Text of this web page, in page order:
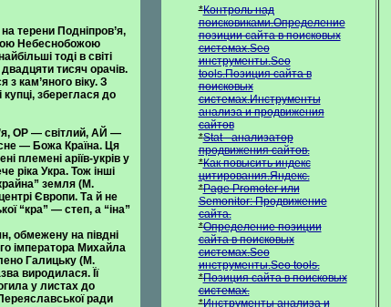
терени Подніпров’я,
Небеснобожою
тоді в світі
тисяч орачів.
кам’яного віку. З
збереглася до
ОР — світлий, АЙ —
— Божа Країна. Ця
племені аріїв-укрів у
ріка Укра. Тож інші
земля (М.
Європи. Та й не
“кра” — степ, а “іна”
обмежену на півдні
імператора Михайла
Галицьку (М.
виродилася. Її
у листах до
ради
*Контроль над
поисковиками.Определение
позиции сайта в поисковых
системах.Seo
инструменты.Seo
tools.Позиция сайта в
поисковых
системах.Инструменты
анализа и продвижения
сайтов
*Stat - анализатор
продвижения сайтов.
*Как повысить индекс
цитирования.Яндекс.
*Page Promoter или
Semonitor: Продвижение
сайта.
*Определение позиции
сайта в поисковых
системах.Seo
инструменты.Seo tools.
*Позиция сайта в поисковых
системах.
*Инструменты анализа и